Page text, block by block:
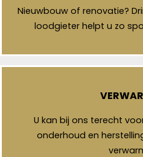
Nieuwbouw of renovatie?
loodgieter helpt u zo
U kan bij ons terecht
onderhoud en